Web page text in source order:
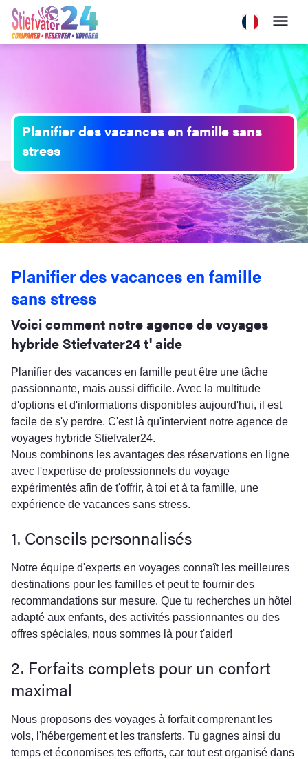
Planifier des vacances en famille sans
stress
Planifier des vacances en famille
sans stress
Voici comment notre agence de voyages
hybride Stiefvater24 t' aide
Planifier des vacances en famille peut être une tâche
passionnante, mais aussi difficile. Avec la multitude
d'options et d'informations disponibles aujourd'hui, il est
facile de s'y perdre. C'est là qu'intervient notre agence de
voyages hybride Stiefvater24.
Nous combinons les avantages des réservations en ligne
avec l'expertise de professionnels du voyage
expérimentés afin de t'offrir, à toi et à ta famille, une
expérience de vacances sans stress.
1. Conseils personnalisés
Notre équipe d'experts en voyages connaît les meilleures
destinations pour les familles et peut te fournir des
recommandations sur mesure. Que tu recherches un hôtel
adapté aux enfants, des activités passionnantes ou des
offres spéciales, nous sommes là pour t'aider!
2. Forfaits complets pour un confort
maximal
Nous proposons des voyages à forfait comprenant les
vols, l'hébergement et les transferts. Tu gagnes ainsi du
temps et économises tes efforts, car tout est organisé dans